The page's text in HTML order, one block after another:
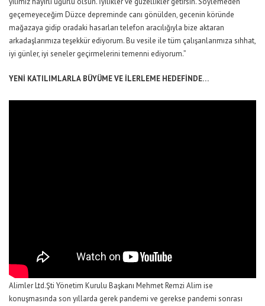
geçemeyeceğim Düzce depreminde canı gönülden, gecenin köründe
mağazaya gidip oradaki hasarları telefon aracılığıyla bize aktaran
arkadaşlarımıza teşekkür ediyorum. Bu vesile ile tüm çalışanlarımıza sıhhat,
iyi günler, iyi seneler geçirmelerini temenni ediyorum.”
YENİ KATILIMLARLA BÜYÜME VE İLERLEME HEDEFİNDE…
Alimler Ltd.Şti Yönetim Kurulu Başkanı Mehmet Remzi Alim ise
konuşmasında son yıllarda gerek pandemi ve gerekse pandemi sonrası